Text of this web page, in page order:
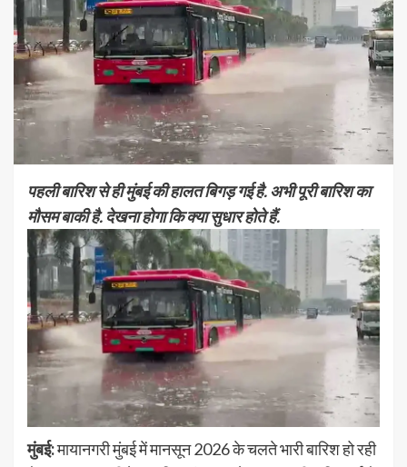
पहली बारिश से ही मुंबई की हालत बिगड़ गई है. अभी पूरी बारिश का
मौसम बाकी है. देखना होगा कि क्या सुधार होते हैं.
मुंबई:मायानगरी मुंबई में मानसून 2026 के चलते भारी बारिश हो रही